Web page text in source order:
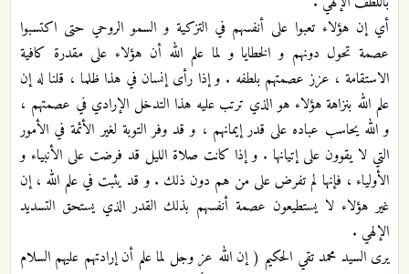
أي إن هؤلاء تعبوا على أنفسهم في التزكية و السمو الروحي حتى اكتسبوا
عصمة تحول دونهم و الخطايا و لما علم الله أن هؤلاء على مقدرة كافية
الاستقامة ، عزز عصمتهم بلطفه . و إذا رأى إنسان في هذا ظلما ، قلنا له إن
علم الله بنزاهة هؤلاء هو الذي ترتب عليه هذا التدخل الإرادي في عصمتهم ،
و الله يحاسب عباده على قدر إيمانهم ، و قد وفر التوبة لغير الأئمة في الأمور
التي لا يقوون على إتيانها . و إذا كانت صلاة الليل قد فرضت على الأنبياء و
الأولياء ، فإنها لم تفرض على من هم دون ذلك . و قد يثبت في علم الله ، إن
غير هؤلاء لا يستطيعون عصمة أنفسهم بذلك القدر الذي يستحق التسديد
الإلهي .
يرى السيد محمد تقي الحكيم ( إن الله عز وجل لما علم أن إرادتهم عليهم السلام